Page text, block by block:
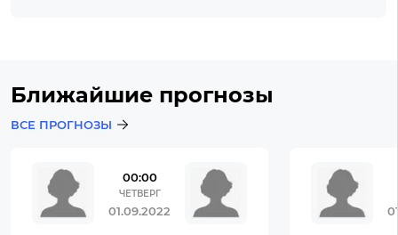
Ближайшие прогнозы
ВСЕ ПРОГНОЗЫ
00:00
ЧЕТВЕРГ
01.09.2022